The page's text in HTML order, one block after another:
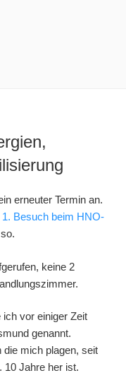
erneuter Termin an.
1. Besuch beim HNO-
keine 2
vor einiger Zeit
genannt.
die mich plagen, seit
10 Jahre her ist.